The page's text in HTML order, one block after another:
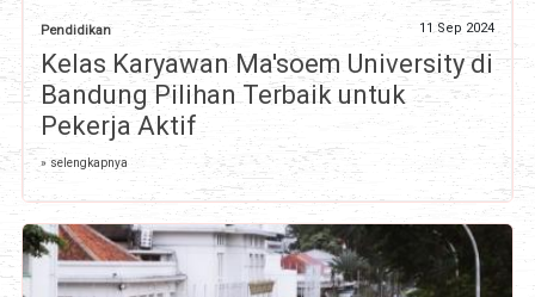
Pendidikan 11 Sep 2024
Kelas Karyawan Ma'soem University di
Bandung Pilihan Terbaik untuk
Pekerja Aktif
» selengkapnya